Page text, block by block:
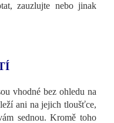
zauzlujte nebo jinak
vhodné bez ohledu na
ani na jejich tloušťce,
sednou. Kromě toho